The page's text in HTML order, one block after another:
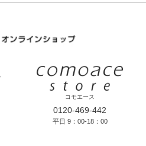
コモエース
0120-469-442
平日 9：00-18：00